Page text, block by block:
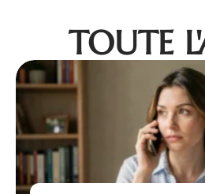
TOUTE